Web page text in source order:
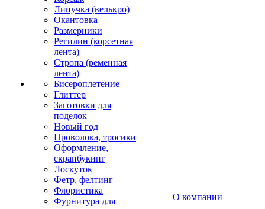
Липучка (велькро)
Окантовка
Размерники
Регилин (корсетная
лента)
Стропа (ременная
лента)
Бисероплетение
Глиттер
Заготовки для
поделок
Новый год
Проволока, тросики
Оформление,
скрапбукинг
Лоскуток
Фетр, фелтинг
Флористика
Фурнитура для
О компании